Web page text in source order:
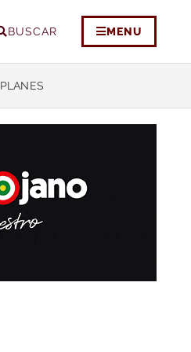
BUSCAR MENU
PLANES